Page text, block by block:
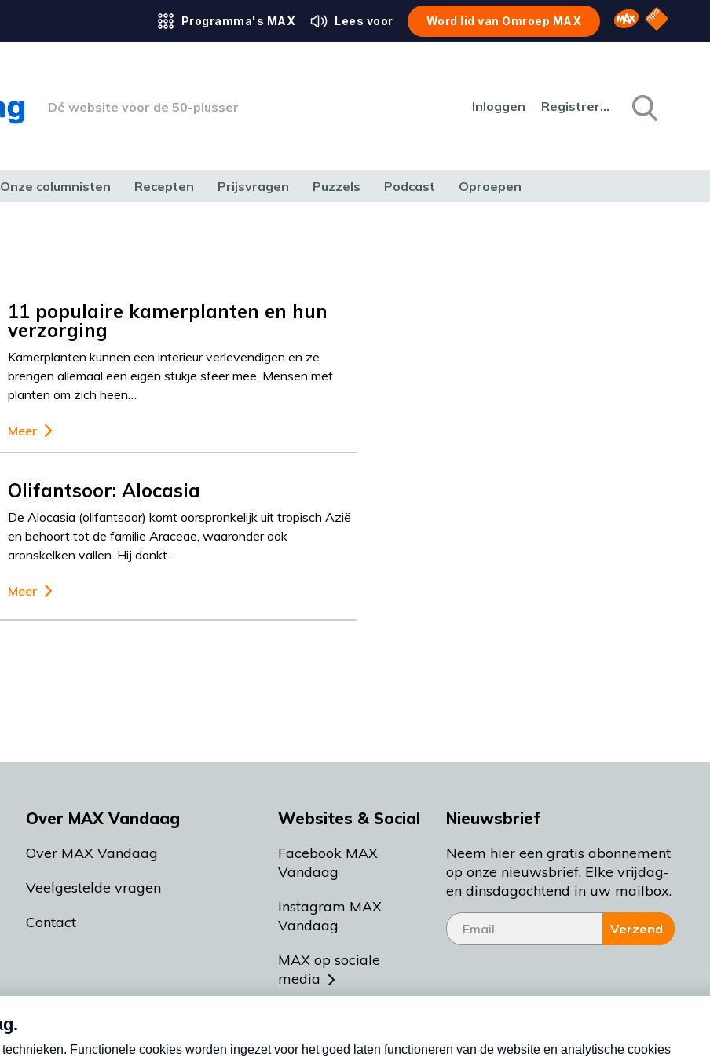
Programma's MAX Lees voor Word lid van Omroep MAX Omroep MAX
NPO
Dé website voor de 50-plusser Inloggen Registreren
Onze columnisten Recepten Prijsvragen Puzzels Podcast Oproepen
11 populaire kamerplanten en hun
verzorging
Kamerplanten kunnen een interieur verlevendigen en ze
brengen allemaal een eigen stukje sfeer mee. Mensen met
planten om zich heen…
Meer
Olifantsoor: Alocasia
De Alocasia (olifantsoor) komt oorspronkelijk uit tropisch Azië
en behoort tot de familie Araceae, waaronder ook
aronskelken vallen. Hij dankt…
Meer
Over MAX Vandaag
Over MAX Vandaag
Veelgestelde vragen
Contact
Websites & Social
Facebook MAX
Vandaag
Instagram MAX
Vandaag
MAX op sociale
media
Meldpunt Actueel
Nieuwsbrief
Neem hier een gratis abonnement
op onze nieuwsbrief. Elke vrijdag-
en dinsdagochtend in uw mailbox.
Verzend